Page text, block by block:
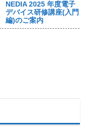
NEDIA 2025 年度電子
デバイス研修講座(入門
編)のご案内